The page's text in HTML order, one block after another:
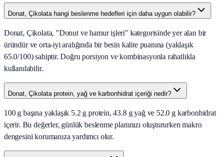
Donat, Çikolata hangi beslenme hedefleri için daha uygun olabilir?
Donat, Çikolata, "Donut ve hamur işleri" kategorisinde yer alan bir
üründür ve orta-iyi aralığında bir besin kalite puanına (yaklaşık
65.0/100) sahiptir. Doğru porsiyon ve kombinasyonla rahatlıkla
kullanılabilir.
Donat, Çikolata protein, yağ ve karbonhidrat içeriği nedir?
100 g başına yaklaşık 5.2 g protein, 43.8 g yağ ve 52.0 g karbonhidrat
içerir. Bu değerler, günlük beslenme planınızı oluştururken makro
dengesini korumanıza yardımcı olur.